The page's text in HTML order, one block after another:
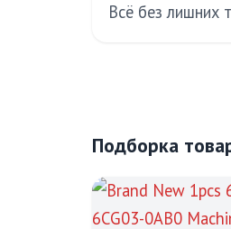
Всё без лишних
Подборка